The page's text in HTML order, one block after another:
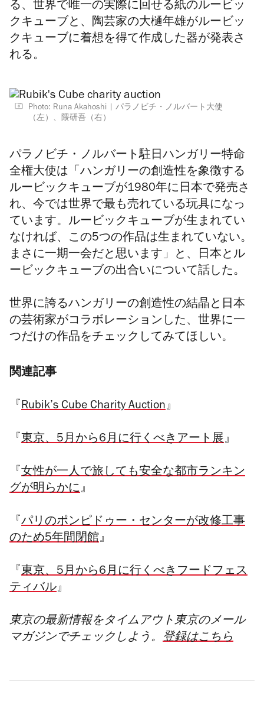
る、世界で唯一の実際に回せる紙のルービッ
クキューブと、陶芸家の大樋年雄がルービッ
クキューブに着想を得て作成した器が発表さ
れる。
Photo: Runa Akahoshi
パラノビチ・ノルバート大使
（左）、隈研吾（右）
パラノビチ・ノルバート駐日ハンガリー特命
全権大使は「ハンガリーの創造性を象徴する
ルービックキューブが1980年に日本で発売さ
れ、今では世界で最も売れている玩具になっ
ています。ルービックキューブが生まれてい
なければ、この5つの作品は生まれていない。
まさに一期一会だと思います」と、日本とル
ービックキューブの出合いについて話した。
世界に誇るハンガリーの創造性の結晶と日本
の芸術家がコラボレーションした、世界に一
つだけの作品をチェックしてみてほしい。
関連記事
『 Rubik’s Cube Charity Auction』
『 東京、5月から6月に行くべきアート展』
『 女性が一人で旅しても安全な都市ランキン
グが明らかに』
『 パリのポンピドゥー・センターが改修工事
のため5年間閉館』
『 東京、5月から6月に行くべきフードフェス
ティバル』
東京の最新情報をタイムアウト東京のメール
マガジンでチェックしよう。 登録はこちら